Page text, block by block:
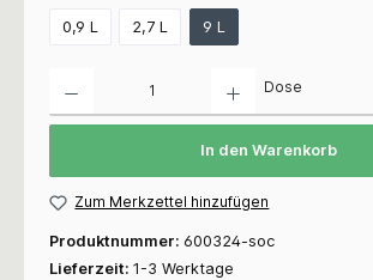
0,9 L 2,7 L 9 L
Dose
In den Warenkorb
Zum Merkzettel hinzufügen
Produktnummer: 600324-soc
Lieferzeit: 1-3 Werktage